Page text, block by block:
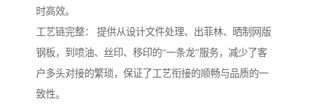
时高效。
工艺链完整： 提供从设计文件处理、出菲林、晒制网版
钢板，到喷油、丝印、移印的“一条龙”服务，减少了客
户多头对接的繁琐，保证了工艺衔接的顺畅与品质的一
致性。